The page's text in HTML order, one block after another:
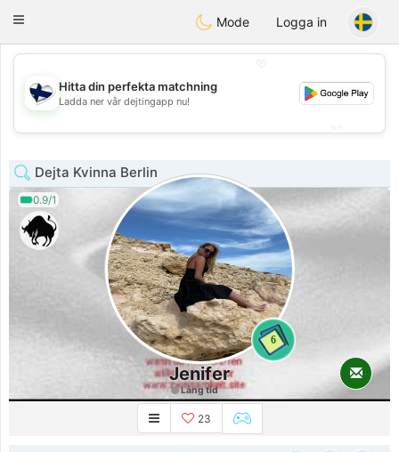
SuomenTreffit
Toggle
Mode Logga in
💖
💕
Hitta din perfekta matchning
Ladda ner vår dejtingapp nu!
Dejta Kvinna Berlin
0.9/1
6
Jenifer
Lång tid
23